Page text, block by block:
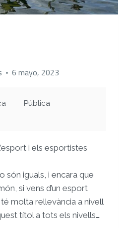
6 mayo, 2023
Pública
i els esportistes
són iguals, i encara que
si vens d’un esport
molta rellevància a nivell
títol a tots els nivells….